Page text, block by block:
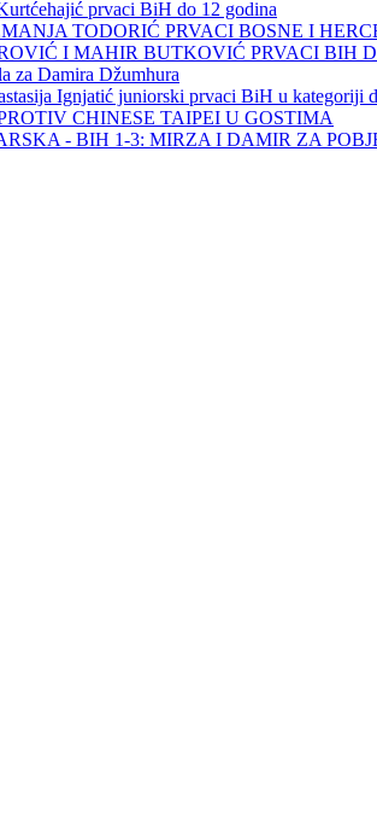
prvaci BiH do 12 godina
TODORIĆ PRVACI BOSNE I
I MAHIR BUTKOVIĆ PRVACI BIH
za Damira Džumhura
Ignjatić juniorski prvaci BiH u kategoriji
CHINESE TAIPEI U GOSTIMA
- BIH 1-3: MIRZA I DAMIR ZA